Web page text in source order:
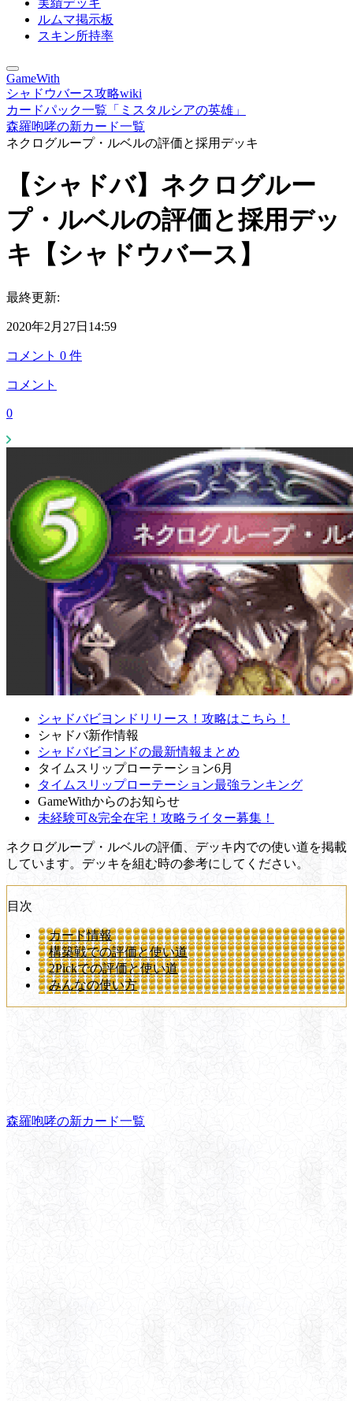
実績デッキ
ルムマ掲示板
スキン所持率
GameWith
シャドウバース攻略wiki
カードパック一覧「ミスタルシアの英雄」
森羅咆哮の新カード一覧
ネクログループ・ルベルの評価と採用デッキ
【シャドバ】ネクログルー
プ・ルベルの評価と採用デッ
キ【シャドウバース】
最終更新:
2020年2月27日14:59
コメント 0 件
コメント
0
シャドバビヨンドリリース！攻略はこちら！
シャドバ新作情報
シャドバビヨンドの最新情報まとめ
タイムスリップローテーション6月
タイムスリップローテーション最強ランキング
GameWithからのお知らせ
未経験可&完全在宅！攻略ライター募集！
ネクログループ・ルベルの評価、デッキ内での使い道を掲載
しています。デッキを組む時の参考にしてください。
目次
カード情報
構築戦での評価と使い道
2Pickでの評価と使い道
みんなの使い方
森羅咆哮の新カード一覧